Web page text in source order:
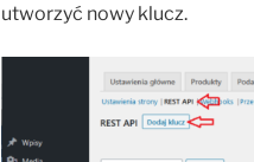
utworzyć nowy klucz.